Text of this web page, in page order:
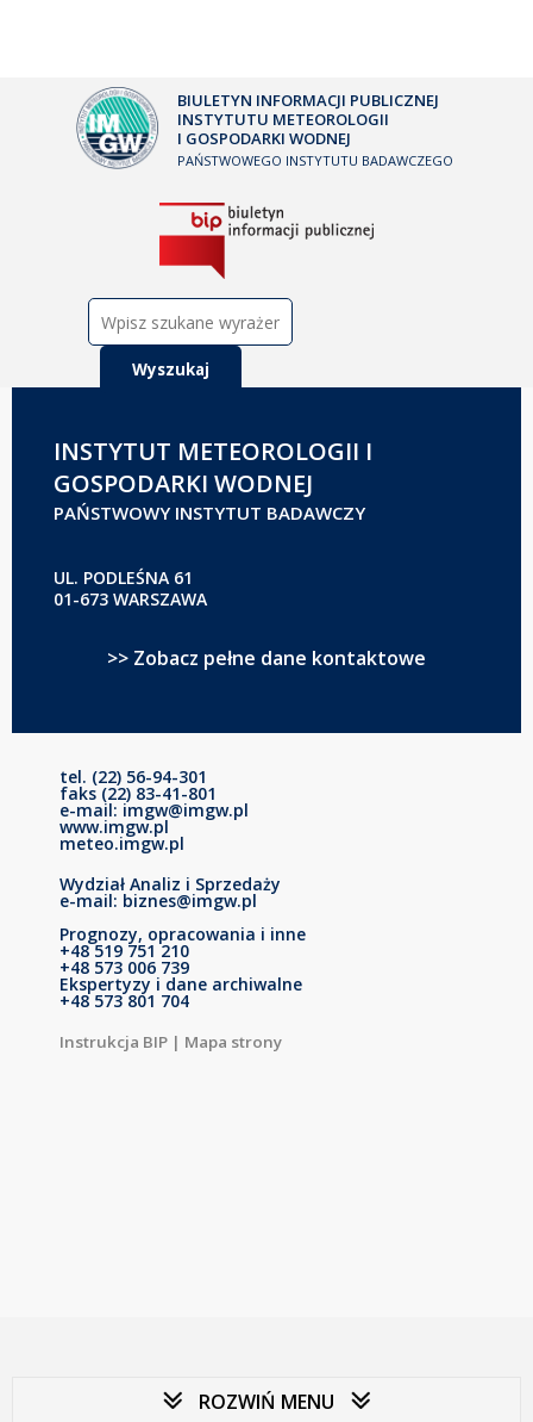
BIULETYN INFORMACJI PUBLICZNEJ
INSTYTUTU METEOROLOGII
I GOSPODARKI WODNEJ
PAŃSTWOWEGO INSTYTUTU BADAWCZEGO
INSTYTUT METEOROLOGII I
GOSPODARKI WODNEJ
PAŃSTWOWY INSTYTUT BADAWCZY
UL. PODLEŚNA 61
01-673 WARSZAWA
>> Zobacz pełne dane kontaktowe
tel. (22) 56-94-301
faks (22) 83-41-801
e-mail: imgw@imgw.pl
www.imgw.pl
meteo.imgw.pl
Wydział Analiz i Sprzedaży
e-mail: biznes@imgw.pl
Prognozy, opracowania i inne
+48 519 751 210
+48 573 006 739
Ekspertyzy i dane archiwalne
+48 573 801 704
Instrukcja BIP | Mapa strony
ROZWIŃ MENU